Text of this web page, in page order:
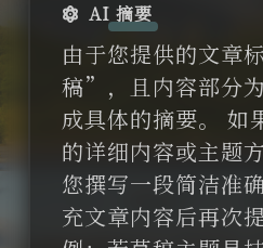
追番
RSS
说说
AI 摘要
由于您提供的文章
稿”，且内容部分
成具体的摘要。 如
的详细内容或主题
您撰写一段简洁准
充文章内容后再次